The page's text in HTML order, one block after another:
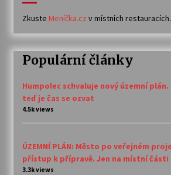
Zkuste Meníčka.cz v místních restauracích.
Populární články
Humpolec schvaluje nový územní plán.
teď je čas se ozvat
4.5k views
ÚZEMNÍ PLÁN: Město po veřejném
přístup k přípravě. Jen na místní části
3.3k views